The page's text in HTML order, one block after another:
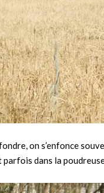
on s’enfonce
dans la